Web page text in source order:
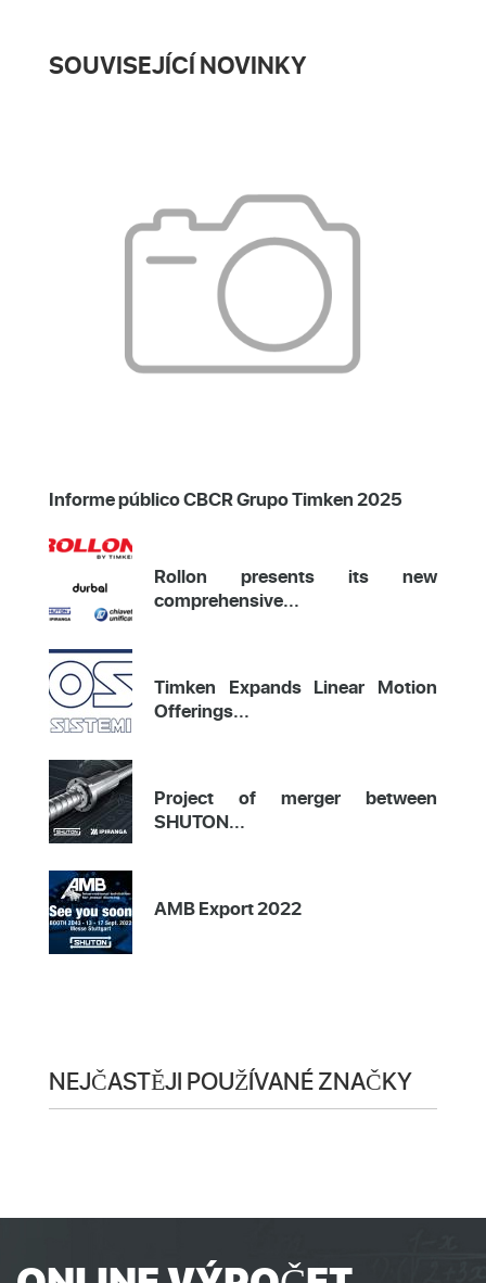
SOUVISEJÍCÍ NOVINKY
Informe público CBCR Grupo Timken 2025
Rollon presents its new
comprehensive...
Timken Expands Linear Motion
Offerings...
Project of merger between
SHUTON...
AMB Export 2022
NEJČASTĚJI POUŽÍVANÉ ZNAČKY